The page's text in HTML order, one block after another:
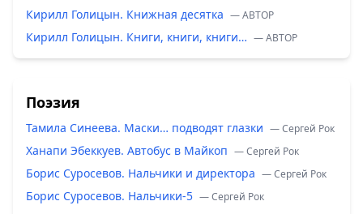
Кирилл Голицын. Книжная десятка — ABTOP
Кирилл Голицын. Книги, книги, книги… — ABTOP
Поэзия
Тамила Синеева. Маски… подводят глазки — Сергей Рок
Ханапи Эбеккуев. Автобус в Майкоп — Сергей Рок
Борис Суросевов. Нальчики и директора — Сергей Рок
Борис Суросевов. Нальчики-5 — Сергей Рок